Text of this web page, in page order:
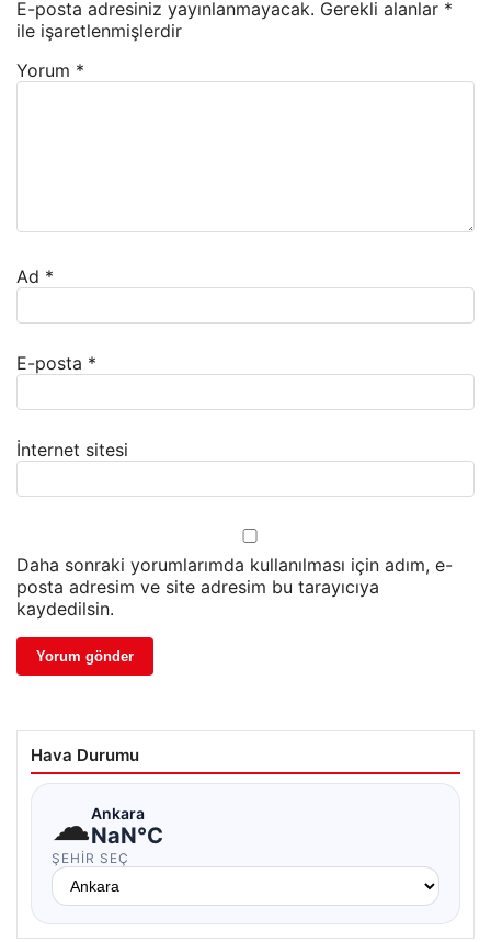
E-posta adresiniz yayınlanmayacak. Gerekli alanlar *
ile işaretlenmişlerdir
Yorum *
Ad *
E-posta *
İnternet sitesi
Daha sonraki yorumlarımda kullanılması için adım, e-
posta adresim ve site adresim bu tarayıcıya
kaydedilsin.
Hava Durumu
☁Ankara
NaN°C
ŞEHIR SEÇ